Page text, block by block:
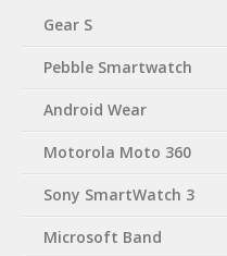
Gear S
Pebble Smartwatch
Android Wear
Motorola Moto 360
Sony SmartWatch 3
Microsoft Band